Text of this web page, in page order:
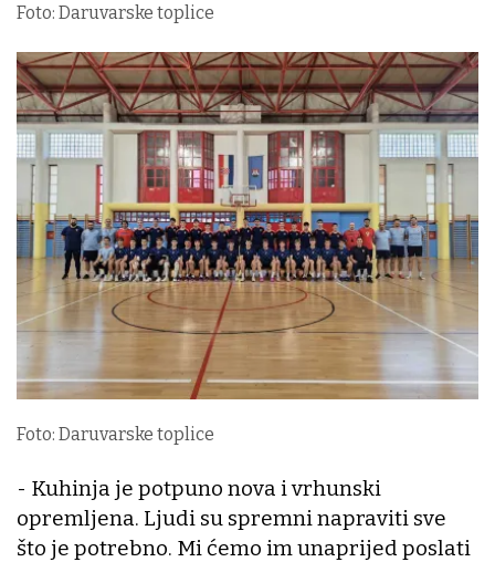
Foto: Daruvarske toplice
Foto: Daruvarske toplice
- Kuhinja je potpuno nova i vrhunski
opremljena. Ljudi su spremni napraviti sve
što je potrebno. Mi ćemo im unaprijed poslati